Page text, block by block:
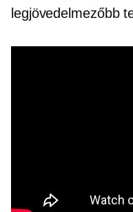
legjövedelmezőbb